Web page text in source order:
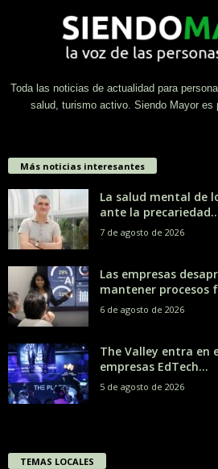
Toda las noticias de actualidad para
salud, turismo activo. Siendo Mayor es
Más noticias interesantes
La salud mental de
ante la
7 de agosto de 2026
Las empresas
mantener procesos
6 de agosto de 2026
The Valley entra en
empresas EdTech...
5 de agosto de 2026
TEMAS LOCALES